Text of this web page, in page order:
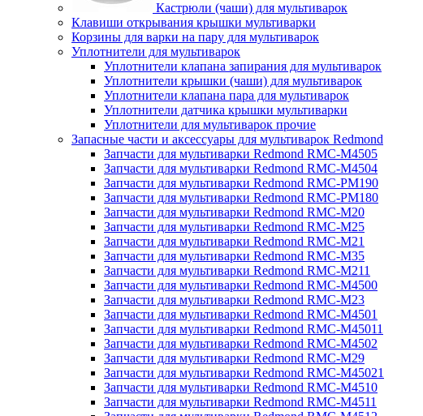
Кастрюли (чаши) для мультиварок
Клавиши открывания крышки мультиварки
Корзины для варки на пару для мультиварок
Уплотнители для мультиварок
Уплотнители клапана запирания для мультиварок
Уплотнители крышки (чаши) для мультиварок
Уплотнители клапана пара для мультиварок
Уплотнители датчика крышки мультиварки
Уплотнители для мультиварок прочие
Запасные части и аксессуары для мультиварок Redmond
Запчасти для мультиварки Redmond RMC-M4505
Запчасти для мультиварки Redmond RMC-M4504
Запчасти для мультиварки Redmond RMC-PM190
Запчасти для мультиварки Redmond RMC-PM180
Запчасти для мультиварки Redmond RMC-M20
Запчасти для мультиварки Redmond RMC-M25
Запчасти для мультиварки Redmond RMC-M21
Запчасти для мультиварки Redmond RMC-M35
Запчасти для мультиварки Redmond RMC-M211
Запчасти для мультиварки Redmond RMC-M4500
Запчасти для мультиварки Redmond RMC-M23
Запчасти для мультиварки Redmond RMC-M4501
Запчасти для мультиварки Redmond RMC-M45011
Запчасти для мультиварки Redmond RMC-M4502
Запчасти для мультиварки Redmond RMC-M29
Запчасти для мультиварки Redmond RMC-M45021
Запчасти для мультиварки Redmond RMC-M4510
Запчасти для мультиварки Redmond RMC-M4511